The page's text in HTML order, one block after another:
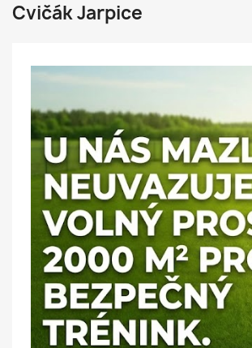
Cvičák Jarpice